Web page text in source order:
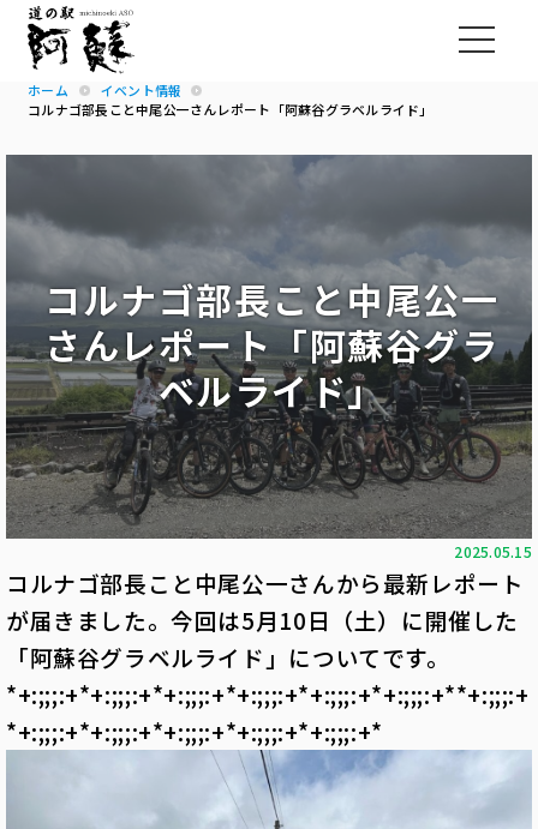
ホーム
イベント情報
コルナゴ部長こと中尾公一さんレポート「阿蘇谷グラベルライド」
コルナゴ部長こと中尾公一
さんレポート「阿蘇谷グラ
ベルライド」
2025.05.15
コルナゴ部長こと中尾公一さんから最新レポート
が届きました。今回は5月10日（土）に開催した
「阿蘇谷グラベルライド」についてです。
*+:;;;:+*+:;;;:+*+:;;;:+*+:;;;:+*+:;;;:+*+:;;;:+**+:;;;:+
*+:;;;:+*+:;;;:+*+:;;;:+*+:;;;:+*+:;;;:+*